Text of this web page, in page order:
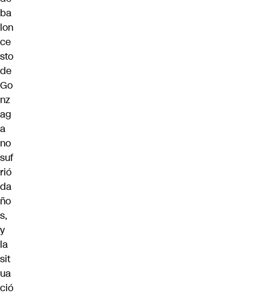
ba
lon
ce
sto
de
Go
nz
ag
a
no
suf
rió
da
ño
s,
y
la
sit
ua
ció